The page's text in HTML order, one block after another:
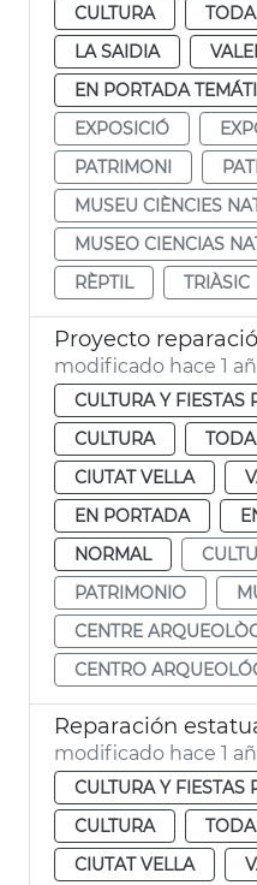
CULTURA
LA SAIDIA
EN PORTADA
EXPOSICIÓ
PATRIMONI
MUSEU CIÈNCIES
MUSEO CIENCIAS
RÈPTIL
TRIÀSIC
Proyecto
modificado hace 1
CULTURA Y FIESTAS
CULTURA
CIUTAT VELLA
EN PORTADA
NORMAL
PATRIMONIO
CENTRE
CENTRO
Reparación
modificado hace 1
CULTURA Y FIESTAS
CULTURA
CIUTAT VELLA